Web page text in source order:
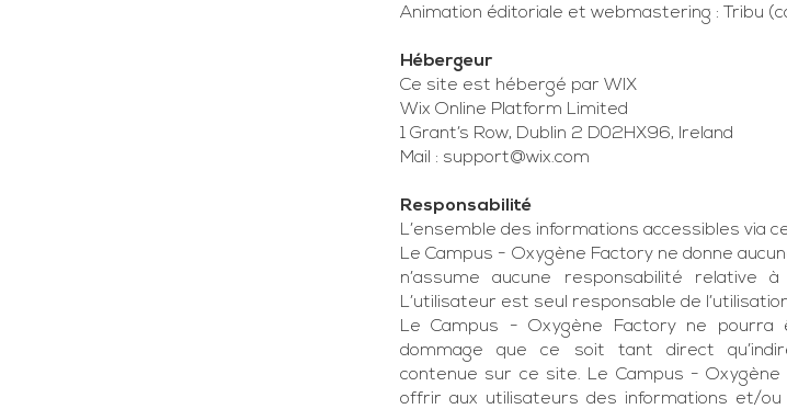
Animation éditoriale et webmastering : Tribu (
Hébergeur
Ce site est hébergé par WIX
Wix Online Platform Limited
1 Grant’s Row, Dublin 2 D02HX96, Ireland
Mail : support@wix.com
Responsabilité
L’ensemble des informations accessibles via
Le Campus - Oxygène Factory ne donne
n’assume aucune responsabilité relative
L’utilisateur est seul responsable de
Le Campus - Oxygène Factory ne
dommage que ce soit tant direct
contenue sur ce site. Le Campus -
offrir aux utilisateurs des informations et/